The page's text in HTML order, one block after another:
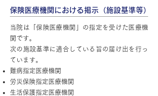
保険医療機関における掲示（施設基準等）
当院は「保険医療機関」の指定を受けた医療機
関です。
次の施設基準に適合している旨の届け出を行っ
ています。
難病指定医療機関
労災保険指定医療機関
生活保護指定医療機関